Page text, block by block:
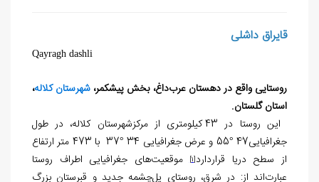
قایراق داشلی
Qayragh dashli
روستایی واقع در دهستان عرب‌داغ، بخش پیشکمر، شهرستان کلاله،
استان گلستان.
این روستا در 43 کیلومتری از مرکزشهرستان کلاله، در طول
جغرافیایی47َ °55 و عرض جغرافیایی 34َ °37 با 473 متر ارتفاع
از سطح دریا قراردارد[1]
موقعیت‌های جغرافیایی اطراف روستا
عبارت‌اند از: در شرق، روستای یل‌چشمه جدید و قبرستان بزرگ